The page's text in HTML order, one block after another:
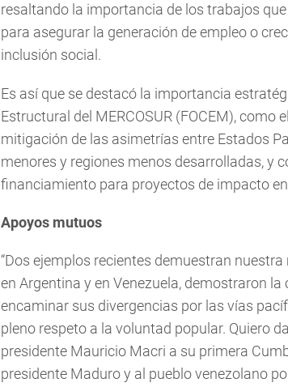
resaltando la importancia de los trabajos
para asegurar la generación de empleo o
inclusión social.
Es así que se destacó la importancia
Estructural del MERCOSUR (FOCEM),
mitigación de las asimetrías entre Estados
menores y regiones menos desarrolladas, y
financiamiento para proyectos de impacto en
Apoyos mutuos
“Dos ejemplos recientes demuestran
en Argentina y en Venezuela, demostraron
encaminar sus divergencias por las vías
pleno respeto a la voluntad popular. Quiero
presidente Mauricio Macri a su primera
presidente Maduro y al pueblo venezolano